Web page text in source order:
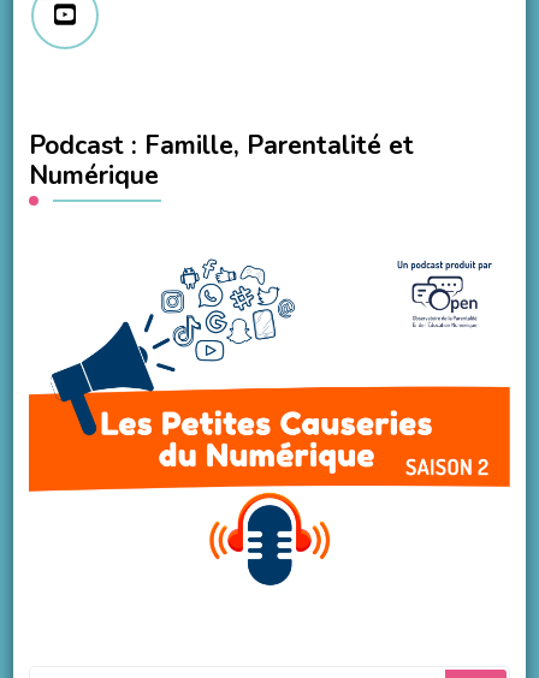
Podcast : Famille, Parentalité et
Numérique